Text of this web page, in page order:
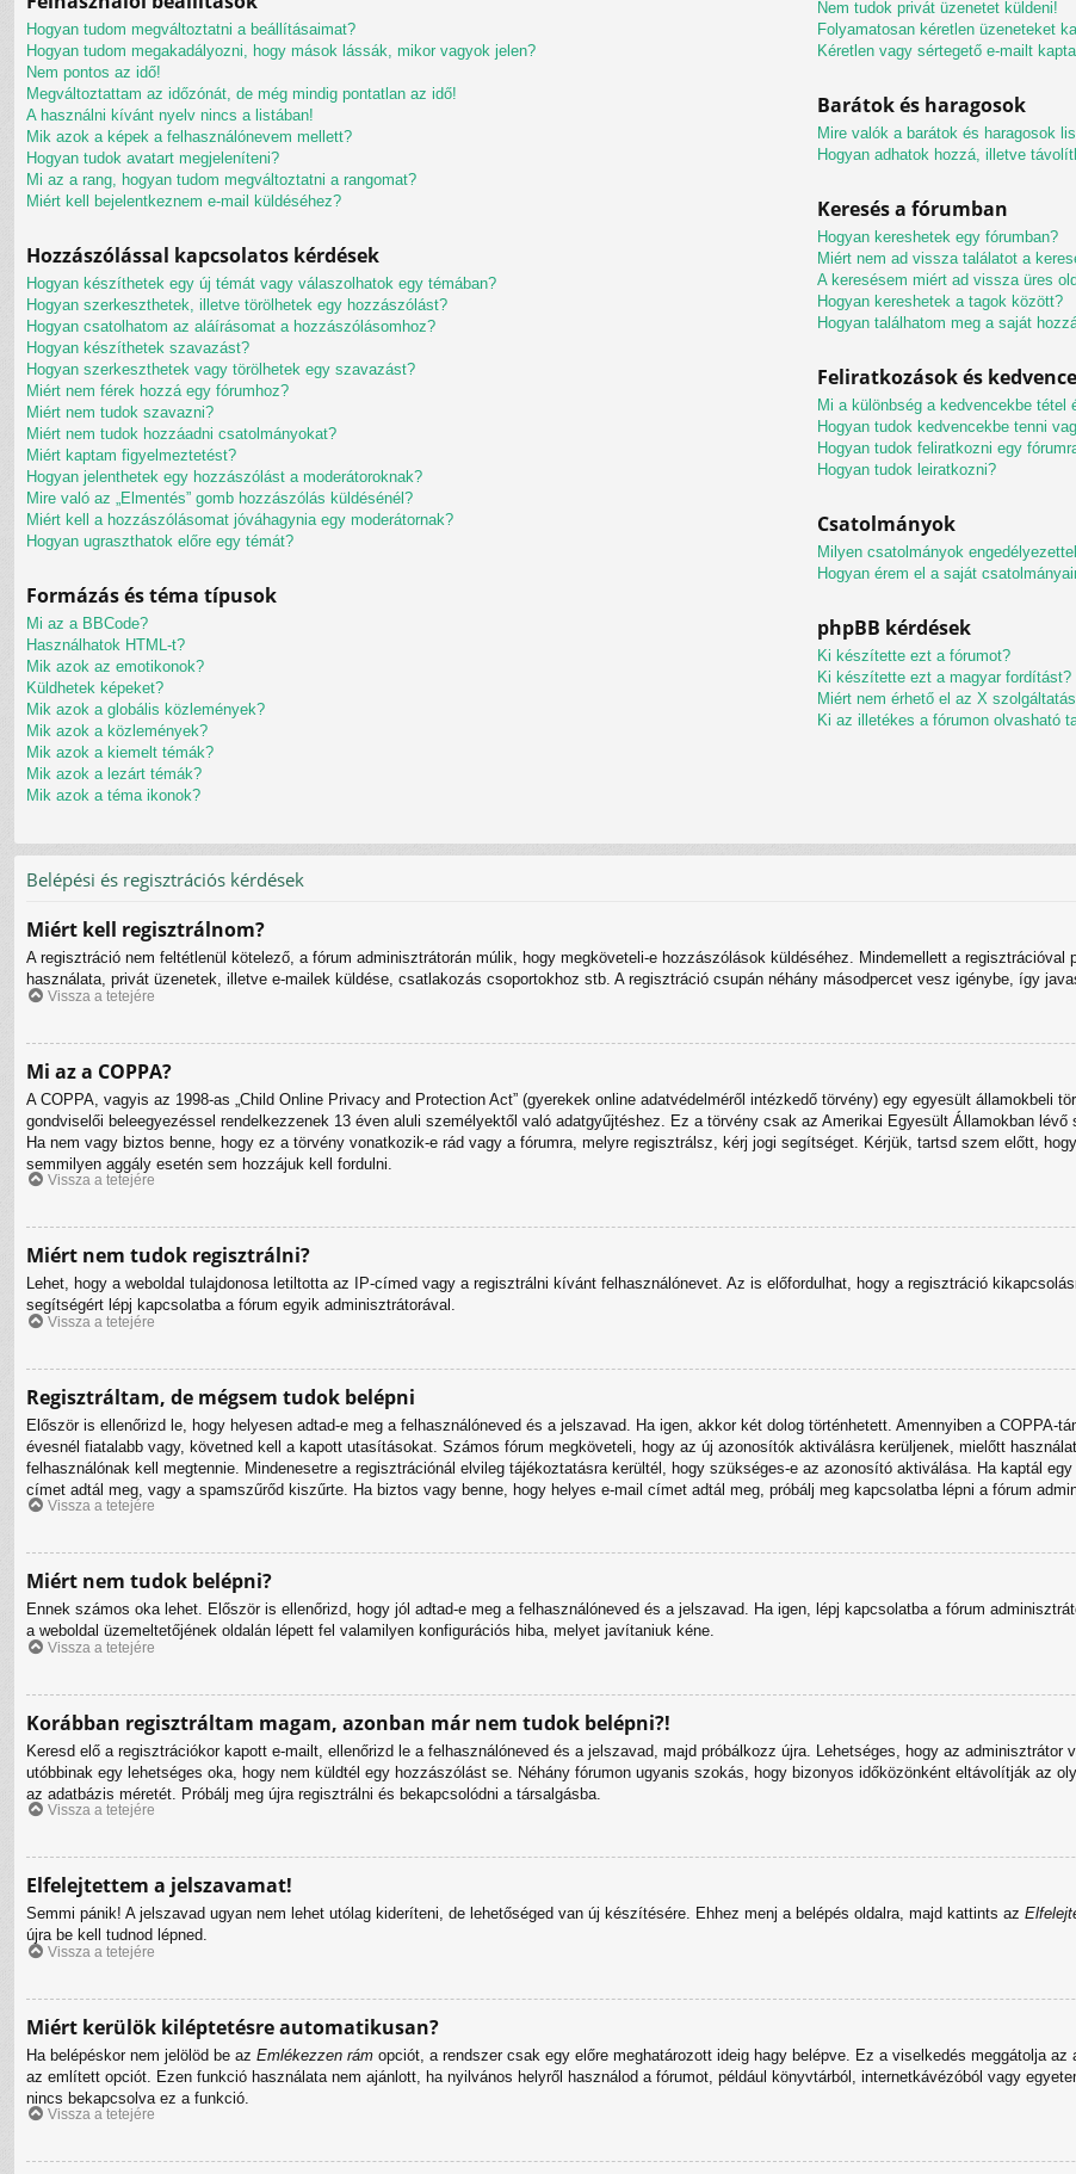
Hogyan tudom megváltoztatni a beállításaimat?
Hogyan tudom megakadályozni, hogy mások lássák, mikor vagyok jelen?
Nem pontos az idő!
Megváltoztattam az időzónát, de még mindig pontatlan az idő!
A használni kívánt nyelv nincs a listában!
Mik azok a képek a felhasználónevem mellett?
Hogyan tudok avatart megjeleníteni?
Mi az a rang, hogyan tudom megváltoztatni a rangomat?
Miért kell bejelentkeznem e-mail küldéséhez?
Hozzászólással kapcsolatos kérdések
Hogyan készíthetek egy új témát vagy válaszolhatok egy témában?
Hogyan szerkeszthetek, illetve törölhetek egy hozzászólást?
Hogyan csatolhatom az aláírásomat a hozzászólásomhoz?
Hogyan készíthetek szavazást?
Hogyan szerkeszthetek vagy törölhetek egy szavazást?
Miért nem férek hozzá egy fórumhoz?
Miért nem tudok szavazni?
Miért nem tudok hozzáadni csatolmányokat?
Miért kaptam figyelmeztetést?
Hogyan jelenthetek egy hozzászólást a moderátoroknak?
Mire való az „Elmentés” gomb hozzászólás küldésénél?
Miért kell a hozzászólásomat jóváhagynia egy moderátornak?
Hogyan ugraszthatok előre egy témát?
Formázás és téma típusok
Mi az a BBCode?
Használhatok HTML-t?
Mik azok az emotikonok?
Küldhetek képeket?
Mik azok a globális közlemények?
Mik azok a közlemények?
Mik azok a kiemelt témák?
Mik azok a lezárt témák?
Mik azok a téma ikonok?
Nem tudok privát üzenetet küldeni!
Folyamatosan kéretlen üzeneteket
Kéretlen vagy sértegető e-mailt
Barátok és haragosok
Mire valók a barátok és haragosok
Hogyan adhatok hozzá, illetve
Keresés a fórumban
Hogyan kereshetek egy fórumban?
Miért nem ad vissza találatot a
A keresésem miért ad vissza üres
Hogyan kereshetek a tagok között?
Hogyan találhatom meg a saját
Feliratkozások és
Mi a különbség a kedvencekbe tétel
Hogyan tudok kedvencekbe tenni
Hogyan tudok feliratkozni egy
Hogyan tudok leiratkozni?
Csatolmányok
Milyen csatolmányok
Hogyan érem el a saját
phpBB kérdések
Ki készítette ezt a fórumot?
Ki készítette ezt a magyar fordítást?
Miért nem érhető el az X
Ki az illetékes a fórumon olvasható
Belépési és regisztrációs kérdések
Miért kell regisztrálnom?
A regisztráció nem feltétlenül kötelező, a fórum adminisztrátorán múlik, hogy megköveteli-e hozzászólások küldéséhez. Mindemellett a
használata, privát üzenetek, illetve e-mailek küldése, csatlakozás csoportokhoz stb. A regisztráció csupán néhány másodpercet vesz igénybe, így
Vissza a tetejére
Mi az a COPPA?
A COPPA, vagyis az 1998-as „Child Online Privacy and Protection Act” (gyerekek online adatvédelméről intézkedő törvény) egy egyesült államokbeli
gondviselői beleegyezéssel rendelkezzenek 13 éven aluli személyektől való adatgyűjtéshez. Ez a törvény csak az Amerikai Egyesült Államokban lévő
Ha nem vagy biztos benne, hogy ez a törvény vonatkozik-e rád vagy a fórumra, melyre regisztrálsz, kérj jogi segítséget. Kérjük, tartsd szem előtt,
semmilyen aggály esetén sem hozzájuk kell fordulni.
Vissza a tetejére
Miért nem tudok regisztrálni?
Lehet, hogy a weboldal tulajdonosa letiltotta az IP-címed vagy a regisztrálni kívánt felhasználónevet. Az is előfordulhat, hogy a regisztráció
segítségért lépj kapcsolatba a fórum egyik adminisztrátorával.
Vissza a tetejére
Regisztráltam, de mégsem tudok belépni
Először is ellenőrizd le, hogy helyesen adtad-e meg a felhasználóneved és a jelszavad. Ha igen, akkor két dolog történhetett. Amennyiben a COPPA-
évesnél fiatalabb vagy, követned kell a kapott utasításokat. Számos fórum megköveteli, hogy az új azonosítók aktiválásra kerüljenek, mielőtt
felhasználónak kell megtennie. Mindenesetre a regisztrációnál elvileg tájékoztatásra kerültél, hogy szükséges-e az azonosító aktiválása. Ha kaptál
címet adtál meg, vagy a spamszűrőd kiszűrte. Ha biztos vagy benne, hogy helyes e-mail címet adtál meg, próbálj meg kapcsolatba lépni a fórum
Vissza a tetejére
Miért nem tudok belépni?
Ennek számos oka lehet. Először is ellenőrizd, hogy jól adtad-e meg a felhasználóneved és a jelszavad. Ha igen, lépj kapcsolatba a fórum
a weboldal üzemeltetőjének oldalán lépett fel valamilyen konfigurációs hiba, melyet javítaniuk kéne.
Vissza a tetejére
Korábban regisztráltam magam, azonban már nem tudok belépni?!
Keresd elő a regisztrációkor kapott e-mailt, ellenőrizd le a felhasználóneved és a jelszavad, majd próbálkozz újra. Lehetséges, hogy az
utóbbinak egy lehetséges oka, hogy nem küldtél egy hozzászólást se. Néhány fórumon ugyanis szokás, hogy bizonyos időközönként eltávolítják az
az adatbázis méretét. Próbálj meg újra regisztrálni és bekapcsolódni a társalgásba.
Vissza a tetejére
Elfelejtettem a jelszavamat!
Semmi pánik! A jelszavad ugyan nem lehet utólag kideríteni, de lehetőséged van új készítésére. Ehhez menj a belépés oldalra, majd kattints az
újra be kell tudnod lépned.
Vissza a tetejére
Miért kerülök kiléptetésre automatikusan?
Ha belépéskor nem jelölöd be az Emlékezzen rám opciót, a rendszer csak egy előre meghatározott ideig hagy belépve. Ez a viselkedés meggátolja
az említett opciót. Ezen funkció használata nem ajánlott, ha nyilvános helyről használod a fórumot, például könyvtárból, internetkávézóból vagy
nincs bekapcsolva ez a funkció.
Vissza a tetejére